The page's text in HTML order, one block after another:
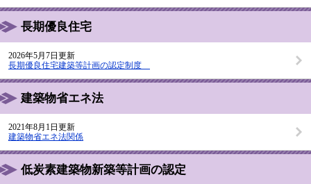
長期優良住宅
2026年5月7日更新
長期優良住宅建築等計画の認定制度
建築物省エネ法
2021年8月1日更新
建築物省エネ法関係
低炭素建築物新築等計画の認定